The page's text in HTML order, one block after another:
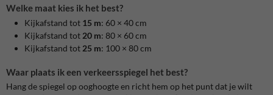
Welke maat kies ik het best?
Kijkafstand tot 15 m: 60 × 40 cm
Kijkafstand tot 20 m: 80 × 60 cm
Kijkafstand tot 25 m: 100 × 80 cm
Waar plaats ik een verkeersspiegel het best?
Hang de spiegel op ooghoogte en richt hem op het punt dat je wilt